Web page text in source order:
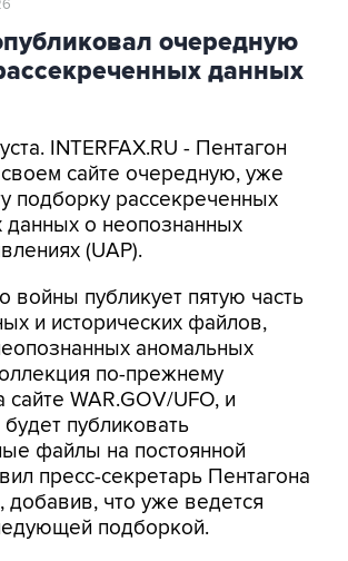
очередную
данных
INTERFAX.RU - Пентагон
сайте очередную, уже
подборку рассекреченных
данных о неопознанных
(UAP).
войны публикует пятую часть
и исторических файлов,
аномальных
по-прежнему
WAR.GOV/UFO, и
публиковать
файлы на постоянной
пресс-секретарь Пентагона
что уже ведется
подборкой.